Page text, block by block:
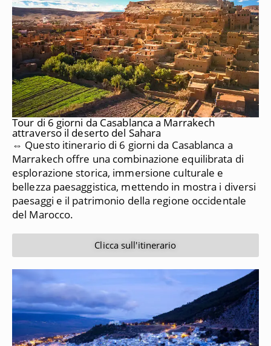
Tour di 6 giorni da Casablanca a Marrakech
attraverso il deserto del Sahara
⇔ Questo itinerario di 6 giorni da Casablanca a
Marrakech offre una combinazione equilibrata di
esplorazione storica, immersione culturale e
bellezza paesaggistica, mettendo in mostra i diversi
paesaggi e il patrimonio della regione occidentale
del Marocco.
Clicca sull'itinerario